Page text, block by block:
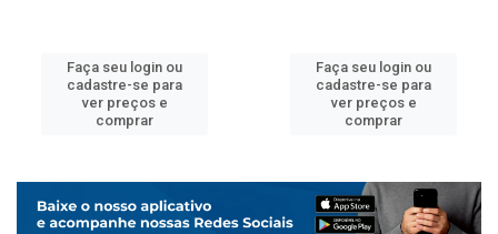
Faça seu login ou
cadastre-se para
ver preços e
comprar
Faça seu login ou
cadastre-se para
ver preços e
comprar